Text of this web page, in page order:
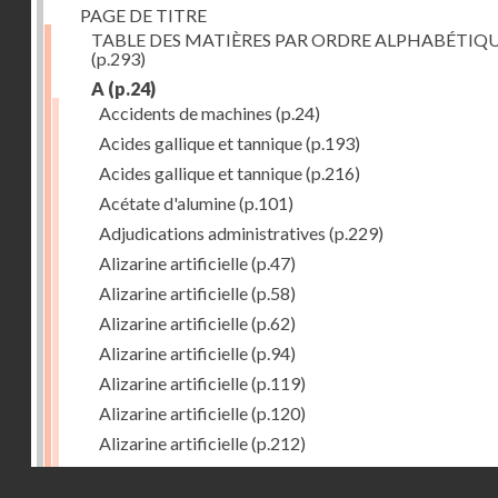
PAGE DE TITRE
TABLE DES MATIÈRES PAR ORDRE
(p.293)
A (p.24)
Accidents de machines (p.24)
Acides gallique et tannique(p.193)
Acides gallique et tannique(p.216)
Acétate d'alumine(p.101)
Adjudications administratives (p.229)
Alizarine artificielle(p.47)
Alizarine artificielle(p.58)
Alizarine artificielle(p.62)
Alizarine artificielle(p.94)
Alizarine artificielle(p.119)
Alizarine artificielle(p.120)
Alizarine artificielle(p.212)
Alizarine artificielle(p.256)